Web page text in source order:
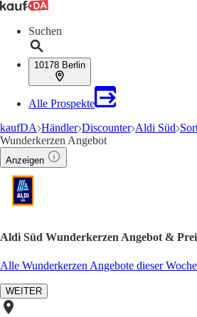
Suchen
10178 Berlin
Alle Prospekte
kaufDA Händler Discounter Aldi Süd
Wunderkerzen Angebot
Anzeigen
Aldi Süd Wunderkerzen Angebot &
Alle Wunderkerzen Angebote dieser
WEITER